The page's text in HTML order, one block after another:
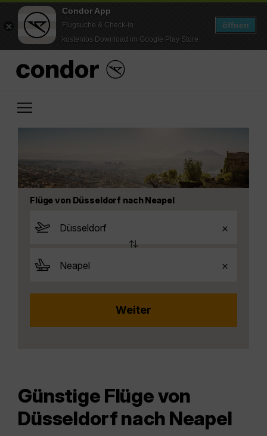
Condor App
Flugsuche & Check-in
kostenlos Download im Google Play Store
öffnen
Flüge von Düsseldorf nach Neapel
Günstige Flüge von
Düsseldorf nach Neapel